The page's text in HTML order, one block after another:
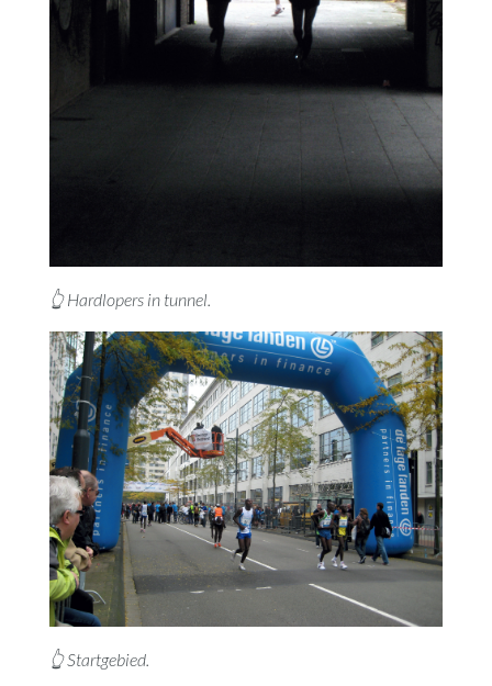
👆 Hardlopers in tunnel.
👆 Startgebied.